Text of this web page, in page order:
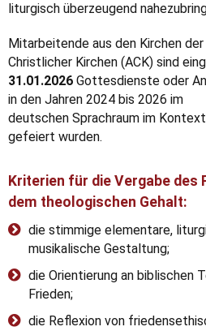
liturgisch überzeugend
Mitarbeitende aus den Kirchen
Christlicher Kirchen (ACK) sind
31.01.2026 Gottesdienste oder
in den Jahren 2024 bis 2026 im
deutschen Sprachraum im
gefeiert wurden.
Kriterien für die Vergabe des
dem theologischen Gehalt:
die stimmige elementare,
musikalische Gestaltung;
die Orientierung an biblischen
Frieden;
die Reflexion von